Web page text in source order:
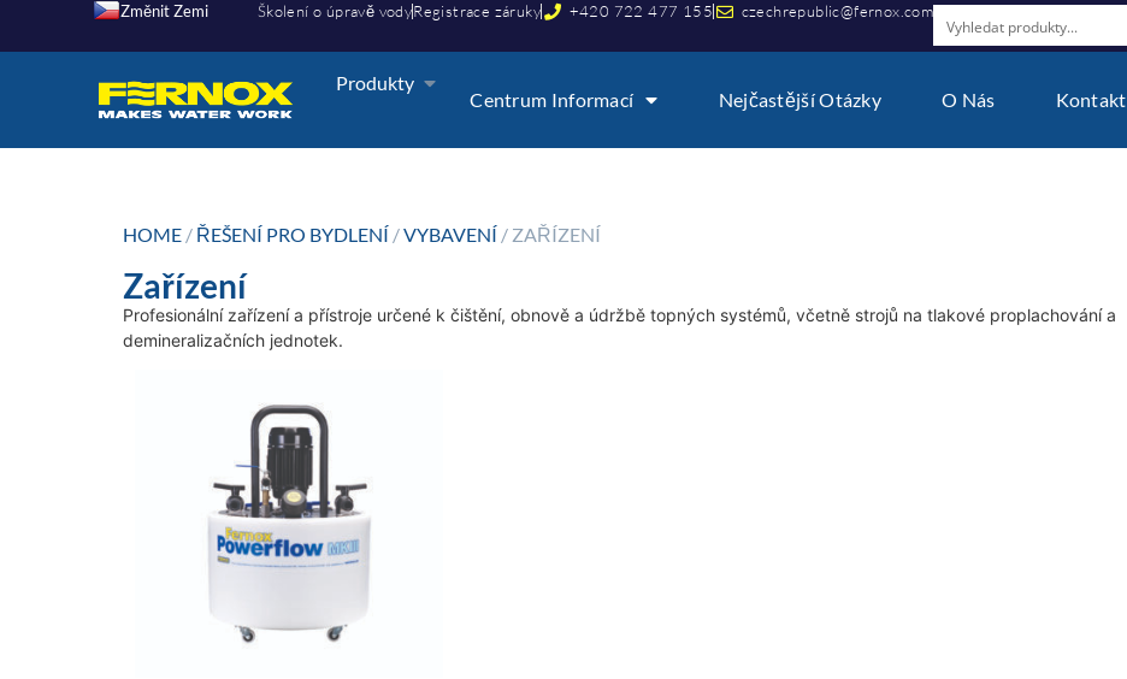
Změnit Zemi Školení o úpravě vodyRegistrace záruky +420 722 477 155 czechrepublic@fernox.com
Produkty
Centrum Informací Nejčastější Otázky O Nás Kontakt
HOME / ŘEŠENÍ PRO BYDLENÍ /VYBAVENÍ / ZAŘÍZENÍ
Zařízení
Profesionální zařízení a přístroje určené k čištění, obnově a údržbě topných systémů, včetně strojů na tlakové proplachování a
demineralizačních jednotek.